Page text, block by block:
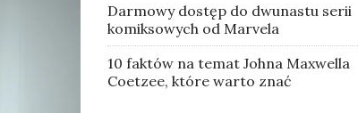
Darmowy dostęp do dwunastu serii
komiksowych od Marvela
10 faktów na temat Johna Maxwella
Coetzee, które warto znać